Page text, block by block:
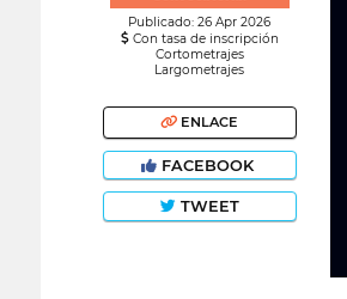
Publicado: 26 Apr 2026
Con tasa de inscripción
Cortometrajes
Largometrajes
ENLACE
FACEBOOK
TWEET